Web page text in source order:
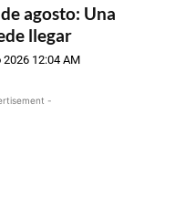
agosto: Una
llegar
2026 12:04 AM
-